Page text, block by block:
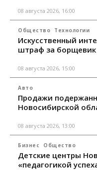
08 августа 2026, 16:00
Общество Технологии
Искусственный
штраф за борщевик
08 августа 2026, 15:00
Авто
Продажи
Новосибирской
08 августа 2026, 13:00
Бизнес Общество
Детские центры
«педагогикой